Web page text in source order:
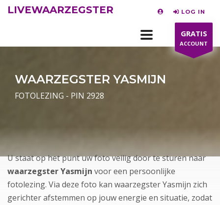
LIVEWAARZEGSTER LOG IN
GRATIS
ACCOUNT
WAARZEGSTER YASMIJN
FOTOLEZING - PIN 2928
U staat op het punt uw foto veilig door te sturen naar
waarzegster Yasmijn voor een persoonlijke
fotolezing. Via deze foto kan waarzegster Yasmijn zich
gerichter afstemmen op jouw energie en situatie, zodat